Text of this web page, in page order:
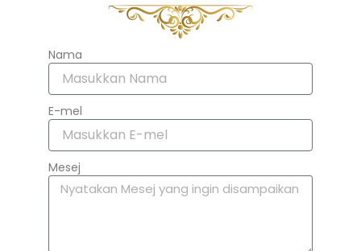
Nama
E-mel
Mesej